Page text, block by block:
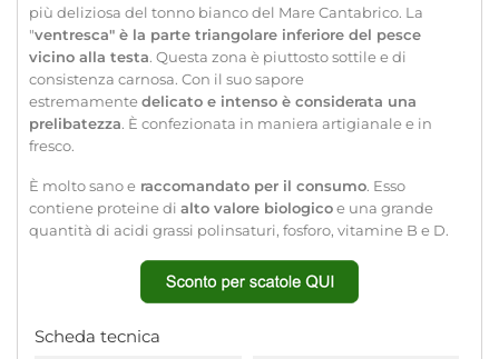
più deliziosa del tonno bianco del Mare Cantabrico. La
"ventresca" è la parte triangolare inferiore del pesce
vicino alla testa. Questa zona è piuttosto sottile e di
consistenza carnosa. Con il suo sapore
estremamentedelicato e intenso è considerata una
prelibatezza. È confezionata in maniera artigianale e in
fresco.
È molto sano e raccomandato per il consumo. Esso
contiene proteine di alto valore biologicoe una grande
quantità di acidi grassi polinsaturi, fosforo, vitamine B e D.
Scheda tecnica